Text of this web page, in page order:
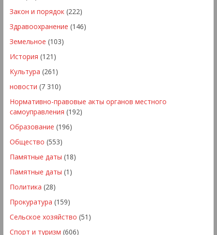
Закон и порядок(222)
Здравоохранение (146)
Земельное (103)
История (121)
Культура (261)
новости (7 310)
Нормативно-правовые акты органов местного
самоуправления (192)
Образование (196)
Общество (553)
Памятные даты (18)
Памятные даты (1)
Политика (28)
Прокуратура (159)
Сельское хозяйство (51)
Спорт и туризм (606)